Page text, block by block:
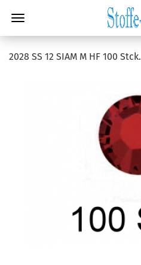
2028 SS 12 SIAM M HF 100 Stck.